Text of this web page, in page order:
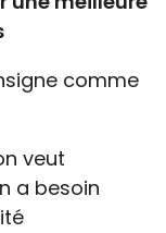
comme
veut
a besoin